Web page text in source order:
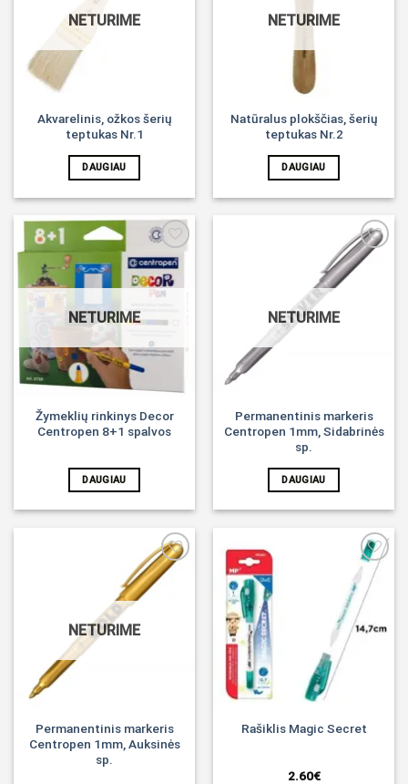
NETURIME
Akvarelinis, ožkos šerių
teptukas Nr.1
DAUGIAU
NETURIME
Natūralus plokščias, šerių
teptukas Nr.2
DAUGIAU
Noriu!
NETURIME
Žymeklių rinkinys Decor
Centropen 8+1 spalvos
DAUGIAU
NETURIME
Permanentinis markeris
Centropen 1mm, Sidabrinės
sp.
DAUGIAU
NETURIME
Permanentinis markeris
Centropen 1mm, Auksinės
sp.
Noriu!
Rašiklis Magic Secret
2.60€